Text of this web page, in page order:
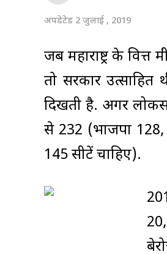
अपडेटेड 2 जुलाई , 2019
जब महाराष्ट्र के
तो सरकार
दिखती है. अगर
से 232 (भाजपा 128,
145 सीटें चाहिए).